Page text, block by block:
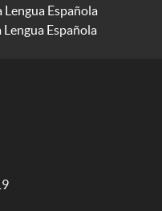
Española
Española